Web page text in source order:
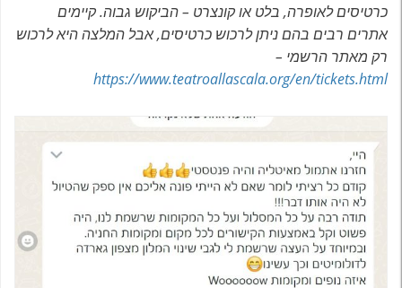
כרטיסים לאופרה, בלט או קונצרט – הביקוש גבוה. קיימים
אתרים רבים בהם ניתן לרכוש כרטיסים, אבל המלצה היא לרכוש
רק מאתר הרשמי –
https://www.teatroallascala.org/en/tickets.html